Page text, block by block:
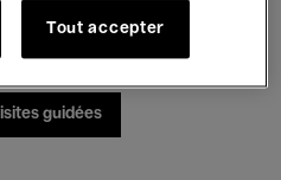
guidées
Tout accepter